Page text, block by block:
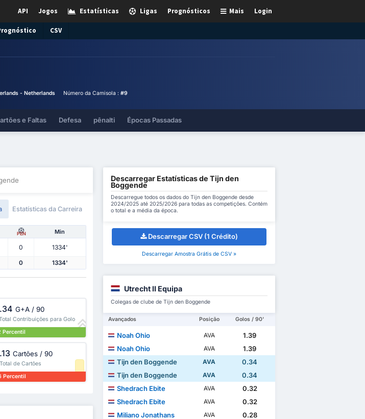
Login
Mais
Prognósticos
Ligas
Estatísticas
Jogos
API
CSV
- Netherlands Número da Camisola : #9
e Faltas Defesa pênalti Épocas Passadas
Estatísticas da Carreira
PEN Min
0 1334'
0 1334'
G+A / 90
Contribuições para Golo
Percentil
Cartões / 90
de Cartões
Percentil
Descarregar Estatísticas de Tijn den
Boggende
Descarregue todos os dados do Tijn den Boggende desde
2024/2025 até 2025/2026 para todas as competições. Contém
o total e a média da época.
Descarregar CSV (1 Crédito)
Descarregar Amostra Grátis de CSV »
Utrecht II Equipa
Colegas de clube de Tijn den Boggende
Avançados Posição Golos / 90'
Noah Ohio AVA
1.39
Noah Ohio
AVA
1.39
Tijn den Boggende
AVA
0.34
Tijn den Boggende
AVA
0.34
Shedrach Ebite
AVA
0.32
Shedrach Ebite
AVA
0.32
Miliano Jonathans
AVA
0.28